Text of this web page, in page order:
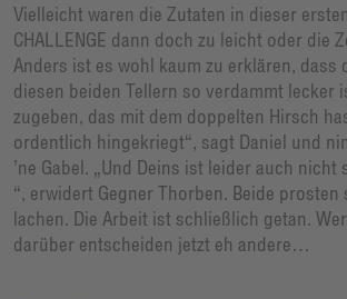
Vielleicht waren die Zutaten in dieser
CHALLENGE dann doch zu leicht oder die
Anders ist es wohl kaum zu erklären, dass
diesen beiden Tellern so verdammt lecker
zugeben, das mit dem doppelten Hirsch
ordentlich hingekriegt“, sagt Daniel und
’ne Gabel. „Und Deins ist leider auch nicht
“, erwidert Gegner Thorben. Beide prosten
lachen. Die Arbeit ist schließlich getan.
darüber entscheiden jetzt eh andere…